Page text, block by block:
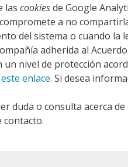
las cookiesde Google
a no
del sistema o cuando la
adherida al
un nivel de protección
enlace. Si desea
duda o consulta acerca
contacto.